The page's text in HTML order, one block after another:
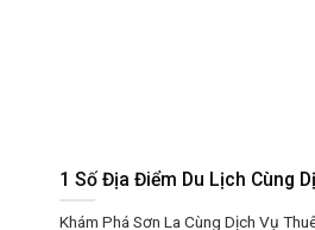
1 Số Địa Điểm Du Lịch Cùng
Khám Phá Sơn La Cùng Dịch Vụ